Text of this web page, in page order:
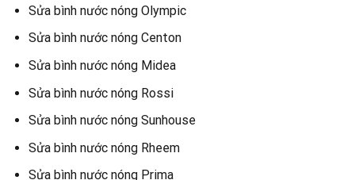
Sửa bình nước nóng Olympic
Sửa bình nước nóng Centon
Sửa bình nước nóng Midea
Sửa bình nước nóng Rossi
Sửa bình nước nóng Sunhouse
Sửa bình nước nóng Rheem
Sửa bình nước nóng Prima